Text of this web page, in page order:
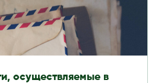
осуществляемые в